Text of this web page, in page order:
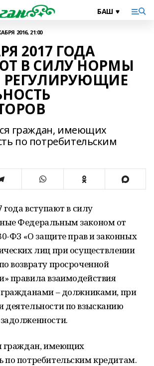
2016, 21:00
2017 ГОДА
В СИЛУ НОРМЫ
РЕГУЛИРУЮЩИЕ
граждан, имеющих
по потребительским
года вступают в силу
Федеральным законом от
ФЗ «О защите прав и законных
лиц при осуществлении
возврату просроченной
правила взаимодействия
гражданами – должниками, при
деятельности по взысканию
граждан, имеющих
по потребительским кредитам.